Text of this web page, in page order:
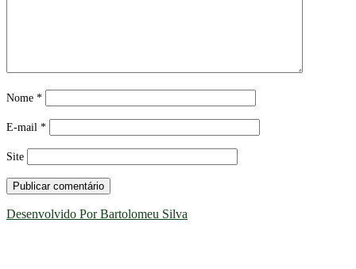
Nome *
E-mail *
Site
Desenvolvido Por Bartolomeu Silva